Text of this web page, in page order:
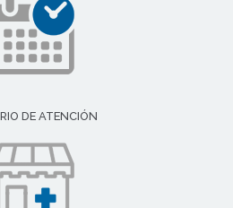
DE ATENCIÓN